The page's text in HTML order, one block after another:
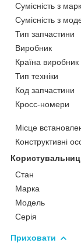
Сумісність з
Сумісність з
Тип запчастини
Виробник
Країна виробник
Тип техніки
Код запчастини
Кросс-номери
Місце
Конструктивні
Стан
Марка
Модель
Серія
Приховати